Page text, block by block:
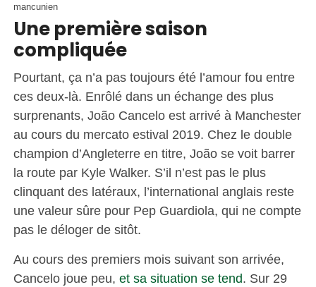
mancunien
Une première saison
compliquée
Pourtant, ça n’a pas toujours été l’amour fou entre
ces deux-là. Enrôlé dans un échange des plus
surprenants, João Cancelo est arrivé à Manchester
au cours du mercato estival 2019. Chez le double
champion d’Angleterre en titre, João se voit barrer
la route par Kyle Walker. S’il n’est pas le plus
clinquant des latéraux, l’international anglais reste
une valeur sûre pour Pep Guardiola, qui ne compte
pas le déloger de sitôt.
Au cours des premiers mois suivant son arrivée,
Cancelo joue peu, et sa situation se tend. Sur 29